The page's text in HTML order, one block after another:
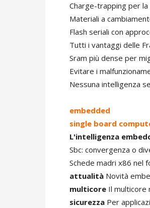
Charge-trapping per
Materiali a
Flash seriali con
Tutti i vantaggi delle
Sram più dense per
Evitare i
Nessuna intelligenza
embedded
single board
L'intelligenza
Sbc: convergenza o
Schede madri x86 nel
attualità Novità
multicore Il multicore
sicurezza Per